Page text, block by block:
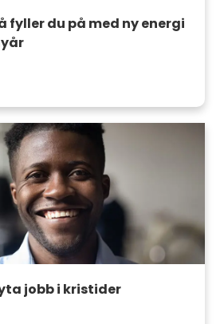
fyller du på med ny energi
jobb i kristider